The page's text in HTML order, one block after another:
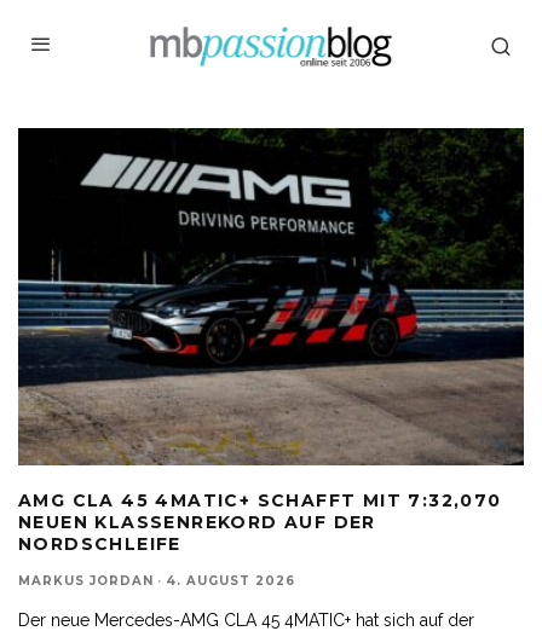
AMG CLA 45 4MATIC+ SCHAFFT MIT 7:32,070
NEUEN KLASSENREKORD AUF DER
NORDSCHLEIFE
MARKUS JORDAN · 4. AUGUST 2026
Der neue Mercedes-AMG CLA 45 4MATIC+ hat sich auf der